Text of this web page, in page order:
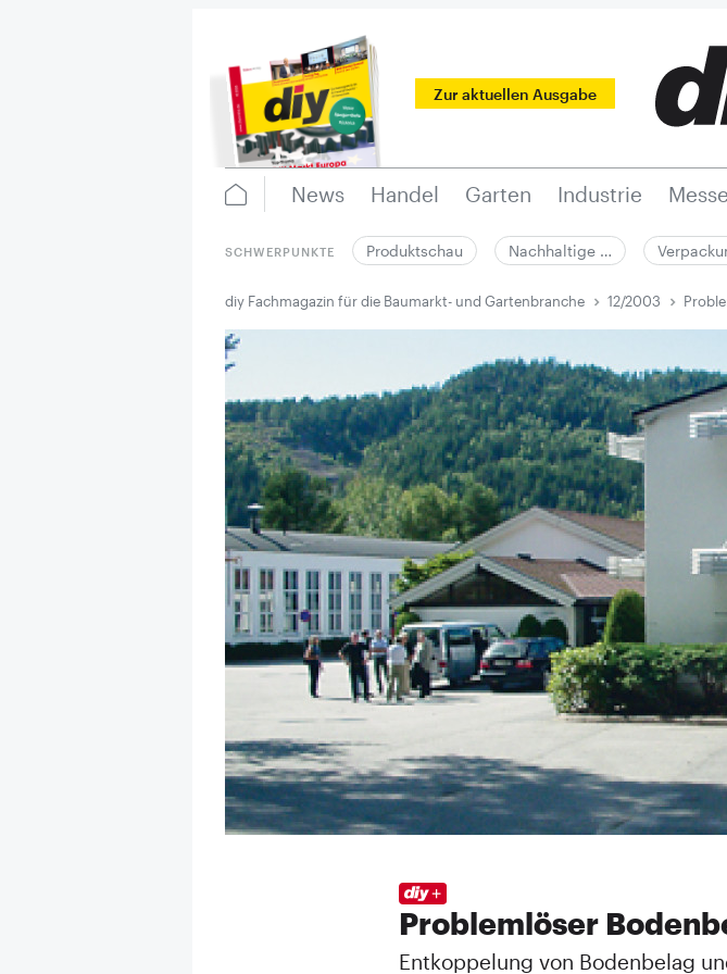
Zur aktuellen Ausgabe
News Handel Garten Industrie
SCHWERPUNKTE Produktschau Nachhaltige …
diy Fachmagazin für die Baumarkt- und Gartenbranche 12/2003
Problemlöser
Entkoppelung von Bodenbelag